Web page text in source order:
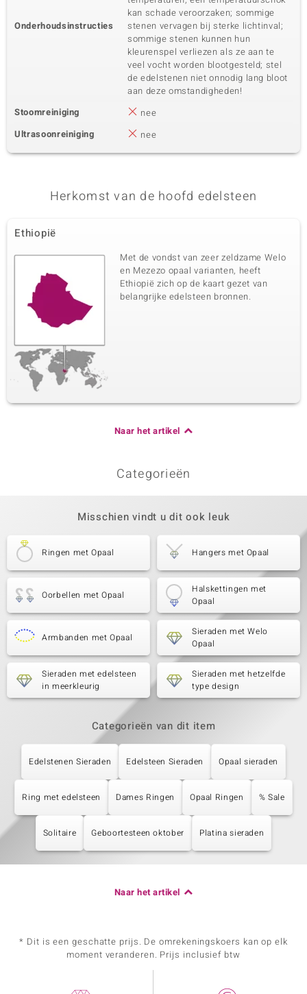
Onderhoudsinstructies
kan schade veroorzaken; sommige
stenen vervagen bij sterke lichtinval;
sommige stenen kunnen hun
kleurenspel verliezen als ze aan te
veel vocht worden blootgesteld; stel
de edelstenen niet onnodig lang bloot
aan deze omstandigheden!
Stoomreiniging
nee
Ultrasoonreiniging
nee
Herkomst van de hoofd edelsteen
Ethiopië
Met de vondst van zeer zeldzame Welo
en Mezezo opaal varianten, heeft
Ethiopië zich op de kaart gezet van
belangrijke edelsteen bronnen.
Naar het artikel
Categorieën
Misschien vindt u dit ook leuk
Ringen met Opaal Hangers met Opaal
Oorbellen met Opaal
Halskettingen met
Opaal
Armbanden met Opaal
Sieraden met Welo
Opaal
Sieraden met edelsteen
in meerkleurig
Sieraden met hetzelfde
type design
Categorieën van dit item
Edelstenen Sieraden Edelsteen Sieraden Opaal sieraden
Ring met edelsteen Dames Ringen Opaal Ringen % Sale
Solitaire Geboortesteen oktober Platina sieraden
Naar het artikel
* Dit is een geschatte prijs. De omrekeningskoers kan op elk
moment veranderen. Prijs inclusief btw